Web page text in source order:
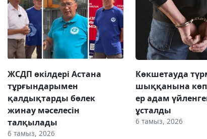
ЖСДП өкілдері Астана
тұрғындарымен
қалдықтарды бөлек
жинау мәселесін
талқылады
6 тамыз, 2026
Көкшетауда
шыққанына көп
ер адам
ұсталды
6 тамыз, 2026